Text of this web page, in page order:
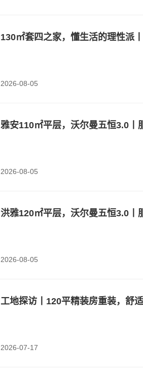
130㎡套四之家，懂生活的理性派
2026-08-05
雅安110㎡平层，沃尔曼五恒3.0丨
2026-08-05
洪雅120㎡平层，沃尔曼五恒3.0丨
2026-08-05
工地探访丨120平精装房重装，舒
2026-07-17